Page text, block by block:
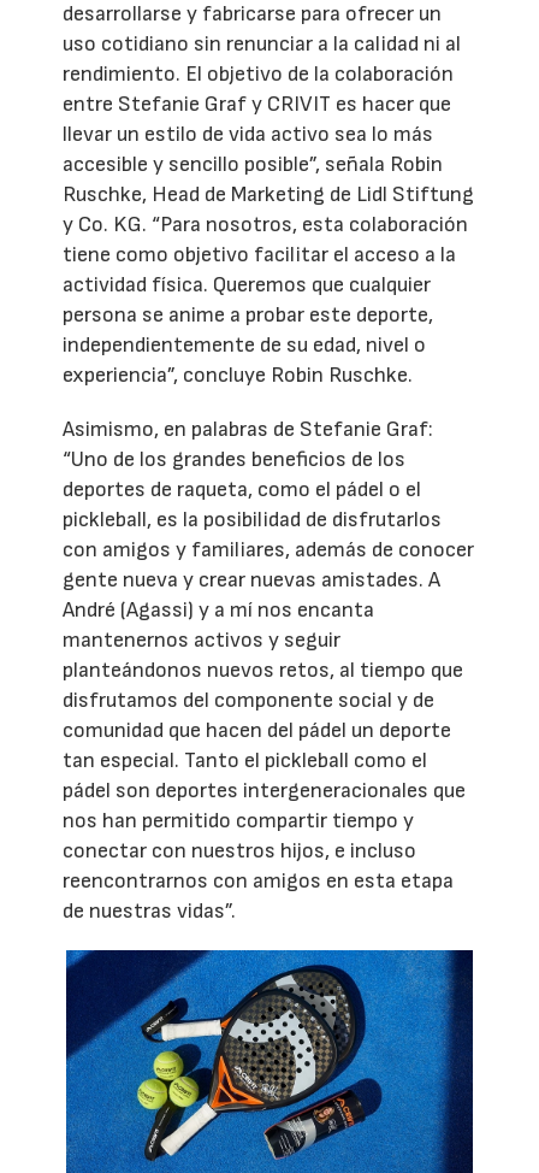
desarrollarse y fabricarse para ofrecer un
uso cotidiano sin renunciar a la calidad ni al
rendimiento. El objetivo de la colaboración
entre Stefanie Graf y CRIVIT es hacer que
llevar un estilo de vida activo sea lo más
accesible y sencillo posible”, señala Robin
Ruschke, Head de Marketing de Lidl Stiftung
y Co. KG. “Para nosotros, esta colaboración
tiene como objetivo facilitar el acceso a la
actividad física. Queremos que cualquier
persona se anime a probar este deporte,
independientemente de su edad, nivel o
experiencia”, concluye Robin Ruschke.
Asimismo, en palabras de Stefanie Graf:
“Uno de los grandes beneficios de los
deportes de raqueta, como el pádel o el
pickleball, es la posibilidad de disfrutarlos
con amigos y familiares, además de conocer
gente nueva y crear nuevas amistades. A
André (Agassi) y a mí nos encanta
mantenernos activos y seguir
planteándonos nuevos retos, al tiempo que
disfrutamos del componente social y de
comunidad que hacen del pádel un deporte
tan especial. Tanto el pickleball como el
pádel son deportes intergeneracionales que
nos han permitido compartir tiempo y
conectar con nuestros hijos, e incluso
reencontrarnos con amigos en esta etapa
de nuestras vidas”.